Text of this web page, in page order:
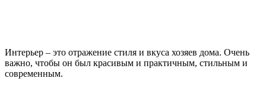
Интерьер – это отражение стиля и вкуса хозяев дома. Очень
важно, чтобы он был красивым и практичным, стильным и
современным.